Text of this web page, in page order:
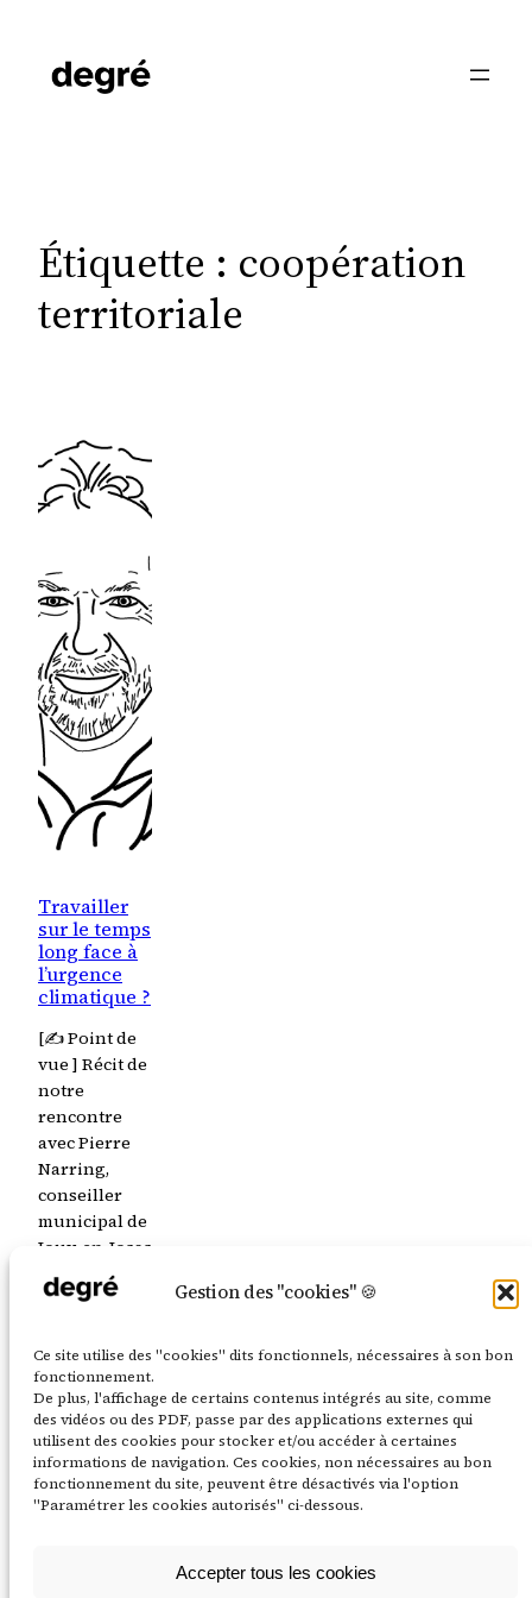
Gestion des "cookies" 🍪
Ce site utilise des "cookies" dits fonctionnels, nécessaires à son bon
fonctionnement.
De plus, l'affichage de certains contenus intégrés au site, comme
des vidéos ou des PDF, passe par des applications externes qui
utilisent des cookies pour stocker et/ou accéder à certaines
informations de navigation. Ces cookies, non nécessaires au bon
fonctionnement du site, peuvent être désactivés via l'option
"Paramétrer les cookies autorisés" ci-dessous.
Accepter tous les cookies
contenu
Étiquette : coopération
territoriale
Travailler
sur le temps
long face à
l’urgence
climatique ?
[✍️ Point de
vue ] Récit de
notre
rencontre
avec Pierre
Narring,
conseiller
municipal de
Jouy-en-Josas
délégué à la
prospective
et
observations
sur les
enjeux de
coopérations.
11 septembre
2024